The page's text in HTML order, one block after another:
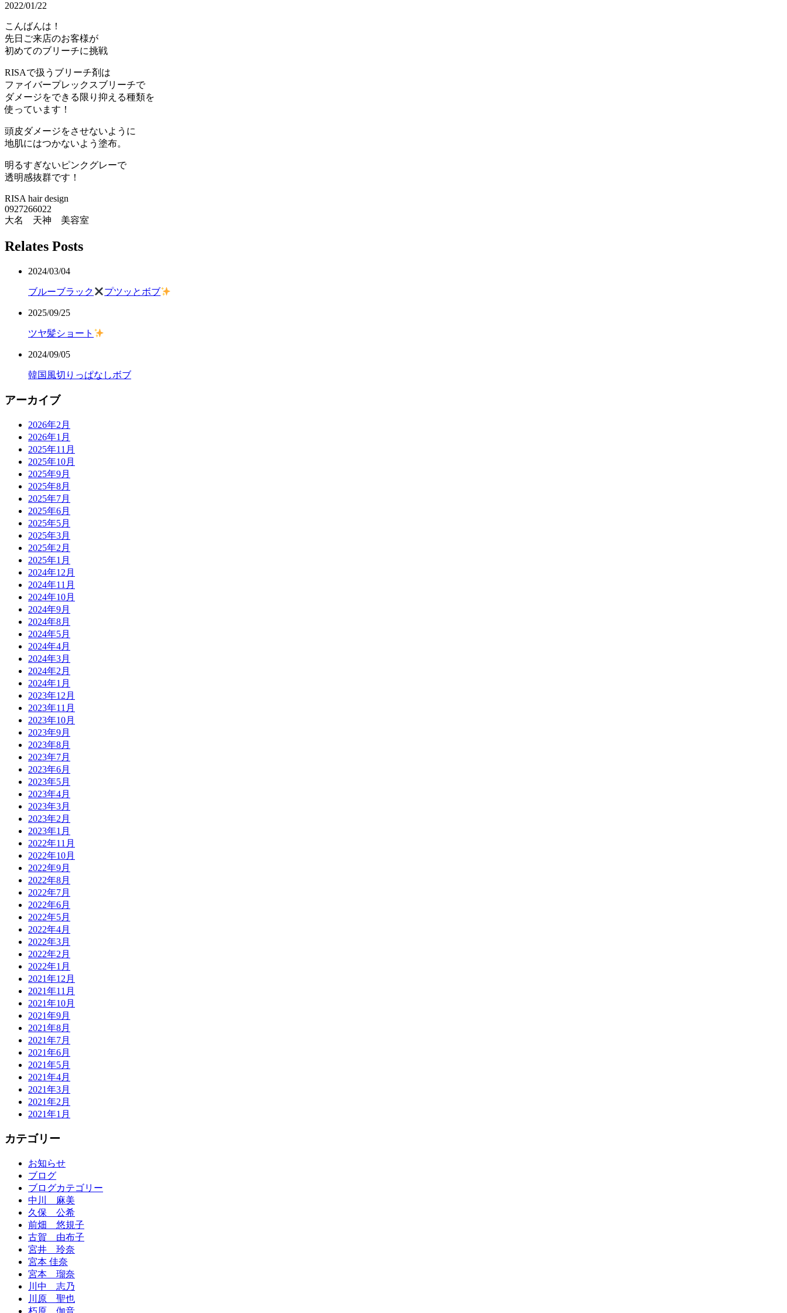
2022/01/22
こんばんは！
先日ご来店のお客様が
初めてのブリーチに挑戦
RISAで扱うブリーチ剤は
ファイバープレックスブリーチで
ダメージをできる限り抑える種類を
使っています！
頭皮ダメージをさせないように
地肌にはつかないよう塗布。
明るすぎないピンクグレーで
透明感抜群です！
RISA hair design
0927266022
大名 天神 美容室
Relates Posts
2024/03/04
ブルーブラック プツッとボブ
2025/09/25
ツヤ髪ショート
2024/09/05
韓国風切りっぱなしボブ
アーカイブ
2026年2月
2026年1月
2025年11月
2025年10月
2025年9月
2025年8月
2025年7月
2025年6月
2025年5月
2025年3月
2025年2月
2025年1月
2024年12月
2024年11月
2024年10月
2024年9月
2024年8月
2024年5月
2024年4月
2024年3月
2024年2月
2024年1月
2023年12月
2023年11月
2023年10月
2023年9月
2023年8月
2023年7月
2023年6月
2023年5月
2023年4月
2023年3月
2023年2月
2023年1月
2022年11月
2022年10月
2022年9月
2022年8月
2022年7月
2022年6月
2022年5月
2022年4月
2022年3月
2022年2月
2022年1月
2021年12月
2021年11月
2021年10月
2021年9月
2021年8月
2021年7月
2021年6月
2021年5月
2021年4月
2021年3月
2021年2月
2021年1月
カテゴリー
お知らせ
ブログ
ブログカテゴリー
中川 麻美
久保 公希
前畑 悠規子
古賀 由布子
宮井 玲奈
宮本 佳奈
宮本 瑠奈
川中 志乃
川原 聖也
朽原 伽音